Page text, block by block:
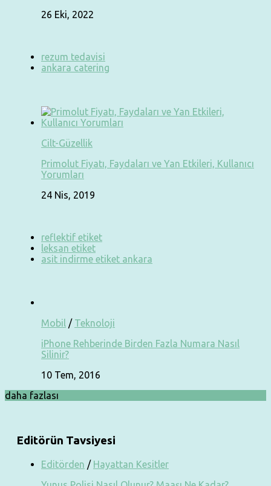
26 Eki, 2022
rezum tedavisi
ankara catering
Cilt-Güzellik
Primolut Fiyatı, Faydaları ve Yan Etkileri, Kullanıcı
Yorumları
24 Nis, 2019
reflektif etiket
leksan etiket
asit indirme etiket ankara
Mobil / Teknoloji
iPhone Rehberinde Birden Fazla Numara Nasıl
Silinir?
10 Tem, 2016
daha fazlası
Editörün Tavsiyesi
Editörden / Hayattan Kesitler